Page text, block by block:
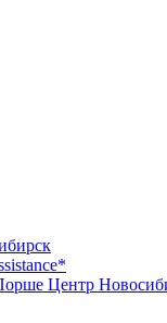
Центр